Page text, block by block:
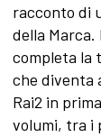
racconto di
della Marca.
completa la
che diventa
Rai2 in
volumi, tra i